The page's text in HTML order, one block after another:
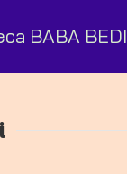
BABA BEDI